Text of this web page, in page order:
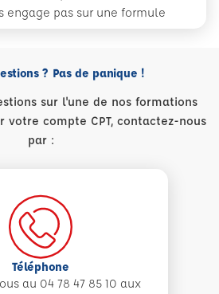
engage pas sur une formule
? Pas de panique !
sur l'une de nos formations
votre compte CPT, contactez-nous
par :
Téléphone
au 04 78 47 85 10 aux